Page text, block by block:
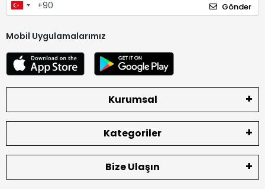
Gönder
Mobil Uygulamalarımız
Kurumsal
Kategoriler
Bize Ulaşın